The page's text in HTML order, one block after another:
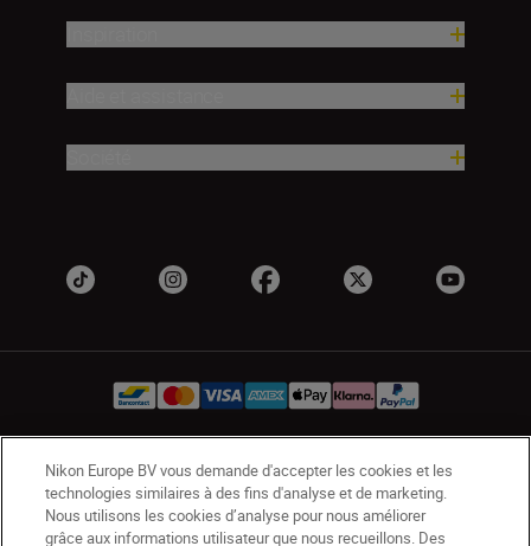
BE(fr) Nikon Sites
Contactez-nous
Avis de confidentialité
Conditions d’utilisation
Nikon Europe BV vous demande d'accepter les cookies et les
technologies similaires à des fins d'analyse et de marketing.
Nous utilisons les cookies d’analyse pour nous améliorer
grâce aux informations utilisateur que nous recueillons. Des